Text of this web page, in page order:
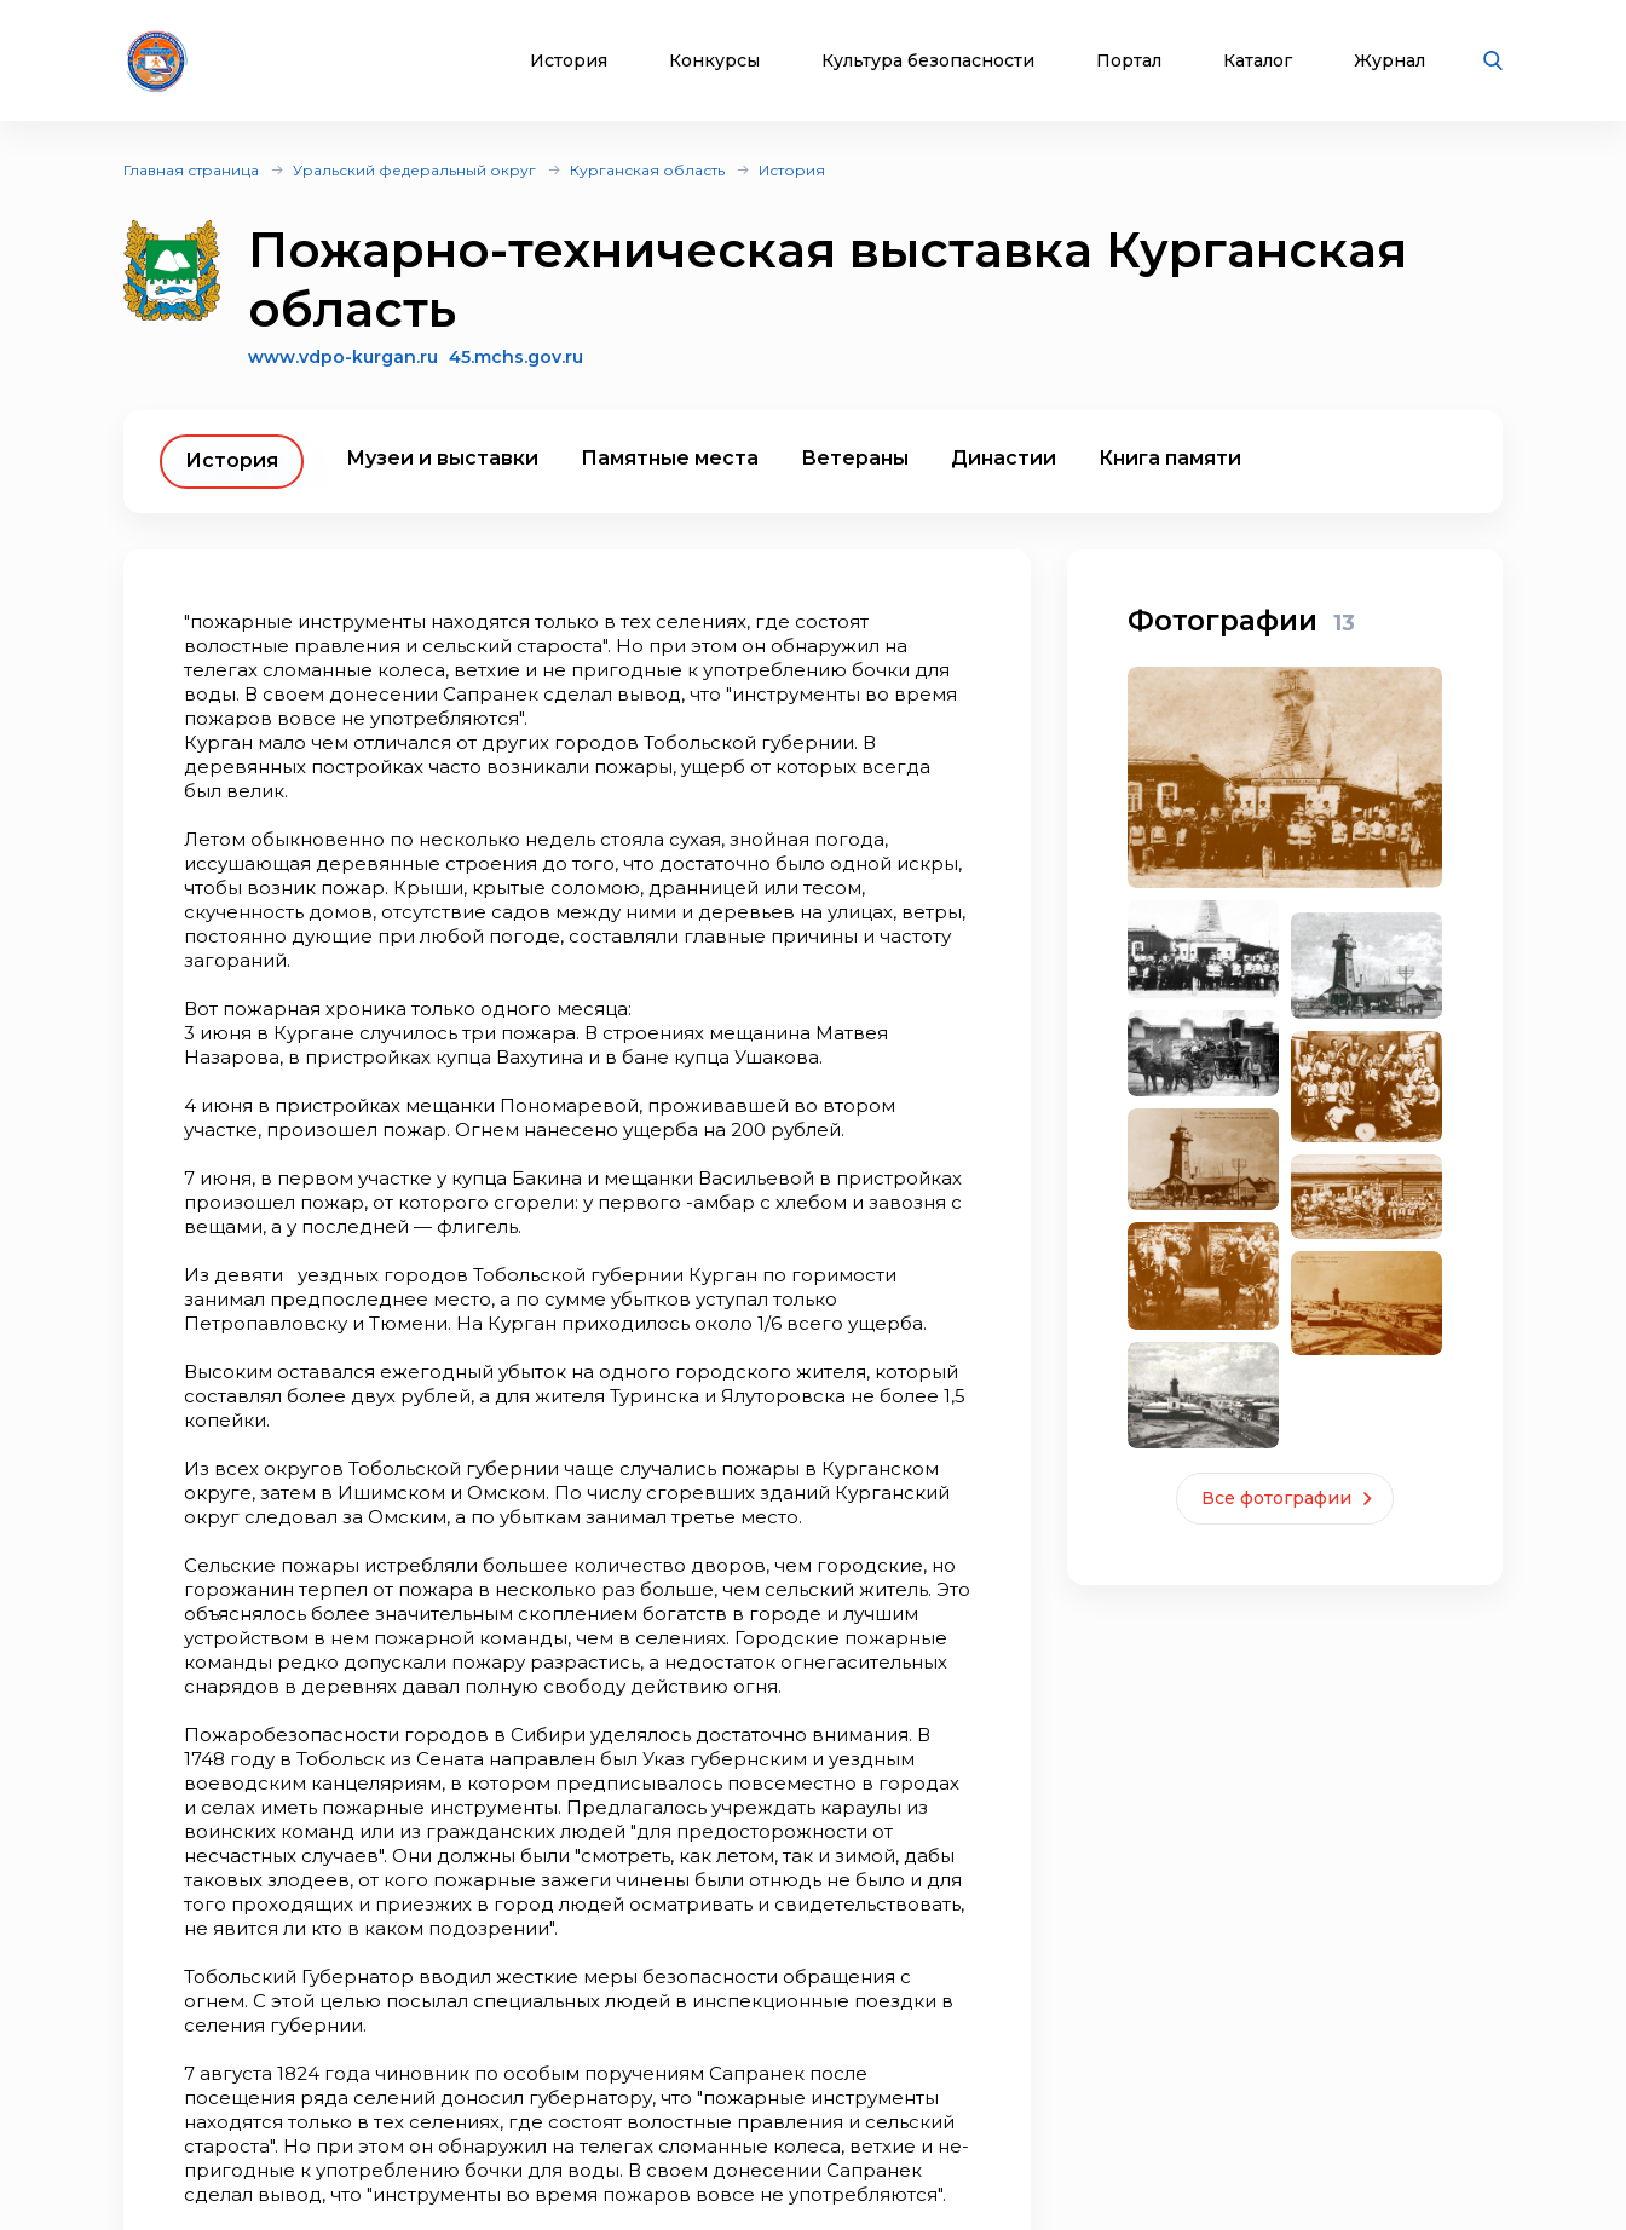
История Конкурсы Культура безопасности Портал Каталог Журнал
Главная страница Уральский федеральный округ Курганская область История
Пожарно-техническая выставка Курганская
область
www.vdpo-kurgan.ru 45.mchs.gov.ru
История Музеи и выставки Памятные места Ветераны Династии Книга памяти
"пожарные инструменты находятся только в тех селениях, где состоят
волостные правления и сельский староста". Но при этом он обнаружил на
телегах сломанные колеса, ветхие и не­ пригодные к употреблению бочки для
воды. В своем донесе­нии Сапранек сделал вывод, что "инструменты во время
по­жаров вовсе не употребляются".
Курган мало чем отличался от других городов Тобольской губернии. В
деревянных постройках часто возникали пожары, ущерб от которых всегда
был велик.
Летом обыкновенно по несколько недель стояла сухая, зной­ная погода,
иссушающая деревянные строения до того, что до­статочно было одной искры,
чтобы возник пожар. Крыши, кры­тые соломою, дранницей или тесом,
скученность домов, от­сутствие садов между ними и деревьев на улицах, ветры,
по­стоянно дующие при любой погоде, составляли главные причины и частоту
загораний.
Вот пожарная хроника только одного месяца:
3 июня в Кургане случилось три пожара. В строениях ме­щанина Матвея
Назарова, в пристройках купца Вахутина и в бане купца Ушакова.
4 июня в пристройках мещанки Пономаревой, проживав­шей во втором
участке, произошел пожар. Огнем нанесено ущерба на 200 рублей.
7 июня, в первом участке у купца Бакина и мещанки Васильевой в пристройках
произошел пожар, от которого сгорели: у первого -амбар с хлебом и завозня с
вещами, а у последней — флигель.
Из девяти уездных городов Тобольской губернии Курган по горимости
занимал предпоследнее место, а по сумме убытков уступал только
Петропавловску и Тюмени. На Курган приходилось около 1/6 всего ущерба.
Высоким оставался ежегодный убыток на одного городс­кого жителя, который
составлял более двух рублей, а для жи­теля Туринска и Ялуторовска не более 1,5
копейки.
Из всех округов Тобольской губернии чаще случались по­жары в Курганском
округе, затем в Ишимском и Омском. По числу сгоревших зданий Курганский
округ следовал за Омс­ким, а по убыткам занимал третье место.
Сельские пожары истребляли большее количество дворов, чем городские, но
горожанин терпел от пожара в несколько раз больше, чем сельский житель. Это
объяснялось более зна­чительным скоплением богатств в городе и лучшим
устрой­ством в нем пожарной команды, чем в селениях. Городские пожарные
команды редко допускали пожару разрастись, а не­достаток огнегасительных
снарядов в деревнях давал пол­ную свободу действию огня.
Пожаробезопасности городов в Сибири уделялось достаточ­но внимания. В
1748 году в Тобольск из Сената направлен был Указ гу­бернским и уездным
воеводским канцеляриям, в котором пред­писывалось повсеместно в городах
и селах иметь пожарные инструменты. Предлагалось учреждать караулы из
воинских команд или из гражданских людей "для предосторожности от
несчастных случаев". Они должны были "смотреть, как ле­том, так и зимой, дабы
таковых злодеев, от кого пожарные зажеги чинены были отнюдь не было и для
того проходящих и приезжих в город людей осматривать и свидетельствовать,
не явится ли кто в каком подозрении".
Тобольский Губернатор вводил жесткие меры безопаснос­ти обращения с
огнем. С этой целью посылал специальных людей в инспекционные поездки в
селения губернии.
7 августа 1824 года чиновник по особым поручениям Сапранек после
посещения ряда селений доносил губернатору, что "пожарные инструменты
находятся только в тех селениях, где состоят волостные правления и сельский
староста". Но при этом он обнаружил на телегах сломанные колеса, ветхие и не­
пригодные к употреблению бочки для воды. В своем донесе­нии Сапранек
сделал вывод, что "инструменты во время по­жаров вовсе не употребляются".
Фотографии 13
Все фотографии